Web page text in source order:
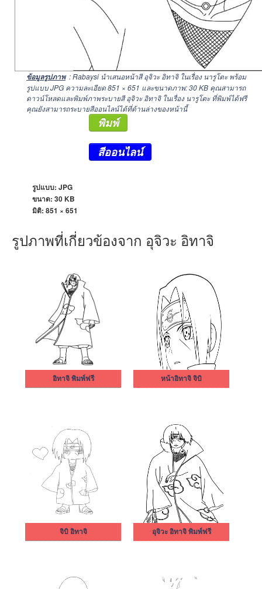
ข้อมูลรูปภาพ : Rabaysi นำเสนอหน้าสี อุจิวะ อิทาจิ ในเรื่อง นารูโตะ พร้อม
รูปแบบ JPG ความละเอียด851 × 651 และขนาดภาพ: 30 KB คุณสามารถ
ดาวน์โหลดและพิมพ์ภาพระบายสี อุจิวะ อิทาจิ ในเรื่อง นารูโตะ ที่พิมพ์ได้ฟรี
คุณยังสามารถระบายสีออนไลน์ได้ที่ด้านล่างของหน้านี้
พิมพ์
สีออนไลน์
รูปแบบ: JPG
ขนาด: 30 KB
มิติ: 851 × 651
รูปภาพที่เกี่ยวข้องจาก อุจิวะ อิทาจิ
อิทาจิ พิมพ์ฟรี หน้าอิทาจิ จิบิ
จิบิ อิทาจิ อุจิวะ อิทาจิ พิมพ์ฟรี